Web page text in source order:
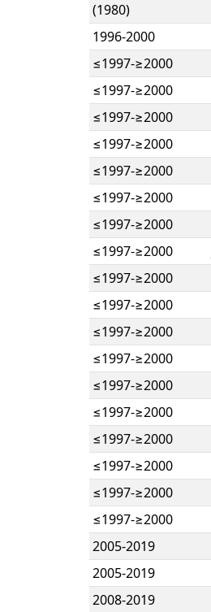
(1980)
1996-2000
≤1997-≥2000
≤1997-≥2000
≤1997-≥2000
≤1997-≥2000
≤1997-≥2000
≤1997-≥2000
≤1997-≥2000
≤1997-≥2000
≤1997-≥2000
≤1997-≥2000
≤1997-≥2000
≤1997-≥2000
≤1997-≥2000
≤1997-≥2000
≤1997-≥2000
≤1997-≥2000
≤1997-≥2000
≤1997-≥2000
2005-2019
2005-2019
2008-2019